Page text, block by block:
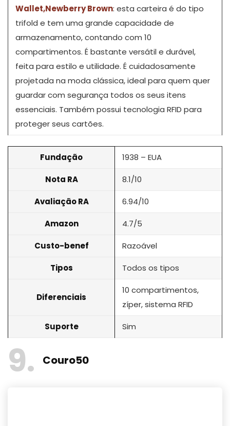
Wallet,Newberry Brown: esta carteira é do tipo
trifold e tem uma grande capacidade de
armazenamento, contando com 10
compartimentos. É bastante versátil e durável,
feita para estilo e utilidade. É cuidadosamente
projetada na moda clássica, ideal para quem quer
guardar com segurança todos os seus itens
essenciais. Também possui tecnologia RFID para
proteger seus cartões.
Fundação 1938 – EUA
Nota RA 8.1/10
Avaliação RA 6.94/10
Amazon 4.7/5
Custo-benef Razoável
Tipos Todos os tipos
Diferenciais
10 compartimentos,
zíper, sistema RFID
Suporte Sim
9 Couro50